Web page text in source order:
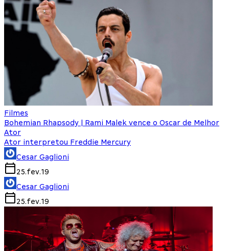
Filmes
Bohemian Rhapsody | Rami Malek vence o Oscar de Melhor
Ator
Ator interpretou Freddie Mercury
Cesar Gaglioni
25.fev.19
Cesar Gaglioni
25.fev.19